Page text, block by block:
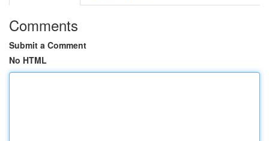
Comments
Submit a Comment
No HTML